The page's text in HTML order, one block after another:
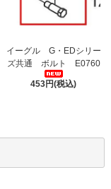
イーグル G・EDシリー
ズ共通 ボルト E0760
453円(税込)